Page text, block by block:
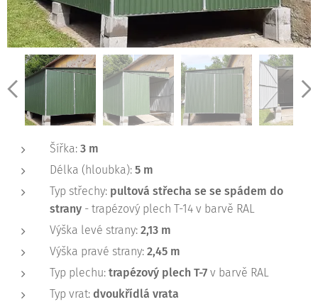
Šířka: 3 m
Délka (hloubka): 5 m
Typ střechy: pultová střecha se se spádem do
strany - trapézový plech T-14 v barvě RAL
Výška levé strany: 2,13 m
Výška pravé strany: 2,45 m
Typ plechu: trapézový plech T-7 v barvě RAL
Typ vrat: dvoukřídlá vrata